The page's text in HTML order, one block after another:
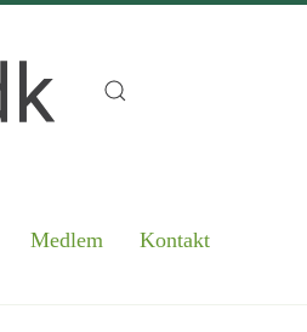
Medlem Kontakt